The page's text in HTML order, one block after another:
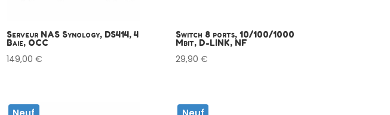
Serveur NAS Synology, DS414, 4
Baie, OCC
149,00 €
Switch 8 ports, 10/100/1000
Mbit, D-LINK, NF
29,90€